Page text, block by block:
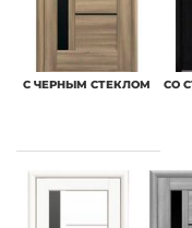
С ЧЕРНЫМ СТЕКЛОМ СО